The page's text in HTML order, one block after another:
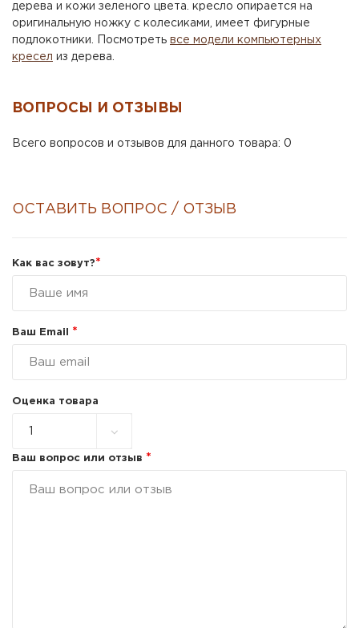
дерева и кожи зеленого цвета. кресло опирается на
оригинальную ножку с колесиками, имеет фигурные
подлокотники. Посмотреть все модели компьютерных
кресел из дерева.
ВОПРОСЫ И ОТЗЫВЫ
Всего вопросов и отзывов для данного товара: 0
ОСТАВИТЬ ВОПРОС / ОТЗЫВ
Как вас зовут?*
Ваш Email *
Оценка товара
Ваш вопрос или отзыв *